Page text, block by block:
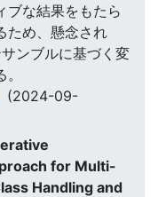
ブな結果をもたら
ため、懸念され
ンブルに基づく変
(2024-09-
for Multi-
Handling and